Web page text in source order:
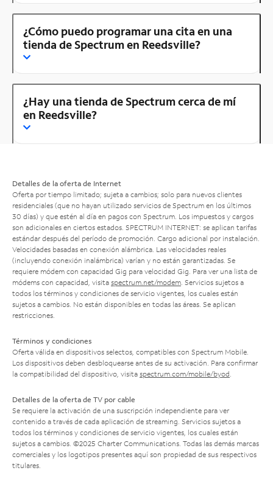
¿Cómo puedo programar una cita en una
tienda de Spectrum en Reedsville?
¿Hay una tienda de Spectrum cerca de mí
en Reedsville?
Detalles de la oferta de Internet
Oferta por tiempo limitado; sujeta a cambios; solo para nuevos clientes
residenciales (que no hayan utilizado servicios de Spectrum en los últimos
30 días) y que estén al día en pagos con Spectrum. Los impuestos y cargos
son adicionales en ciertos estados. SPECTRUM INTERNET: se aplican tarifas
estándar después del período de promoción. Cargo adicional por instalación.
Velocidades basadas en conexión alámbrica. Las velocidades reales
(incluyendo conexión inalámbrica) varían y no están garantizadas. Se
requiere módem con capacidad Gig para velocidad Gig. Para ver una lista de
módems con capacidad, visita spectrum.net/modem . Servicios sujetos a
todos los términos y condiciones de servicio vigentes, los cuales están
sujetos a cambios. No están disponibles en todas las áreas. Se aplican
restricciones.
Términos y condiciones
Oferta válida en dispositivos selectos, compatibles con Spectrum Mobile.
Los dispositivos deben desbloquearse antes de su activación. Para confirmar
la compatibilidad del dispositivo, visita spectrum.com/mobile/byod
Detalles de la oferta de TV por cable
Se requiere la activación de una suscripción independiente para ver
contenido a través de cada aplicación de streaming. Servicios sujetos a
todos los términos y condiciones de servicio vigentes, los cuales están
sujetos a cambios. ©2025 Charter Communications. Todas las demás marcas
comerciales y los logotipos presentes aquí son propiedad de sus respectivos
titulares.